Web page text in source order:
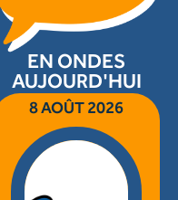
EN ONDES
AUJOURD'HUI
8 AOÛT 2026